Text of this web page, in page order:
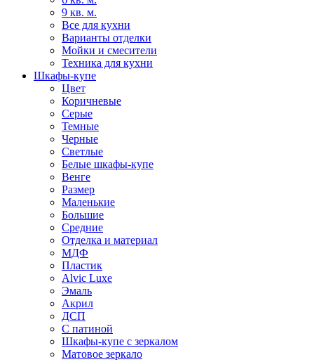
9 кв. м.
Все для кухни
Варианты отделки
Мойки и смесители
Техника для кухни
Шкафы-купе
Цвет
Коричневые
Серые
Темные
Черные
Светлые
Белые шкафы-купе
Венге
Размер
Маленькие
Большие
Средние
Отделка и материал
МДФ
Пластик
Alvic Luxe
Эмаль
Акрил
ДСП
С патиной
Шкафы-купе с зеркалом
Матовое зеркало